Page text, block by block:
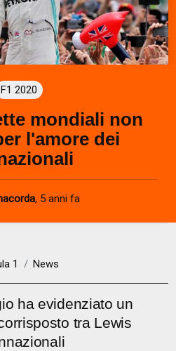
F1 2020
mondiali non
l'amore dei
, 5 anni fa
1 News
ha evidenziato un
tra Lewis